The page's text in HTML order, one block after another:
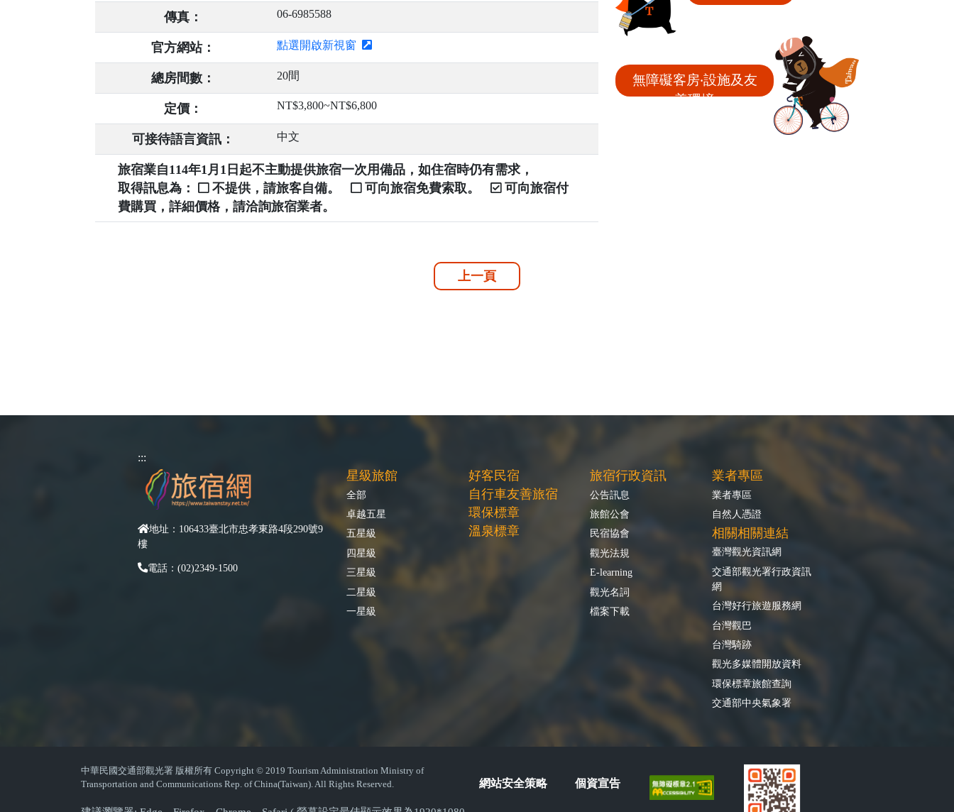
傳真： 06-6985588
官方網站： 點選開啟新視窗
總房間數： 20間
定價： NT$3,800~NT$6,800
可接待語言資訊： 中文
旅宿業自114年1月1日起不主動提供旅宿一次用備品，如住宿時仍有需求，
取得訊息為：
不提供，請旅客自備。 可向旅宿免費索取。
可向旅宿付
費購買，詳細價格，請洽詢旅宿業者。
無障礙客房‧設施及友
善環境
上一頁
:::
地址：106433臺北市忠孝東路4段290號9
樓
電話：(02)2349-1500
星級旅館
全部
卓越五星
五星級
四星級
三星級
二星級
一星級
好客民宿
自行車友善旅宿
環保標章
溫泉標章
旅宿行政資訊
公告訊息
旅館公會
民宿協會
觀光法規
E-learning
觀光名詞
檔案下載
業者專區
業者專區
自然人憑證
相關相關連結
臺灣觀光資訊網
交通部觀光署行政資訊
網
台灣好行旅遊服務網
台灣觀巴
台灣騎跡
觀光多媒體開放資料
環保標章旅館查詢
交通部中央氣象署
中華民國交通部觀光署 版權所有 Copyright © 2019 Tourism Administration Ministry of
Transportation and Communications Rep. of China(Taiwan). All Rights Reserved.
網站安全策略 個資宣告